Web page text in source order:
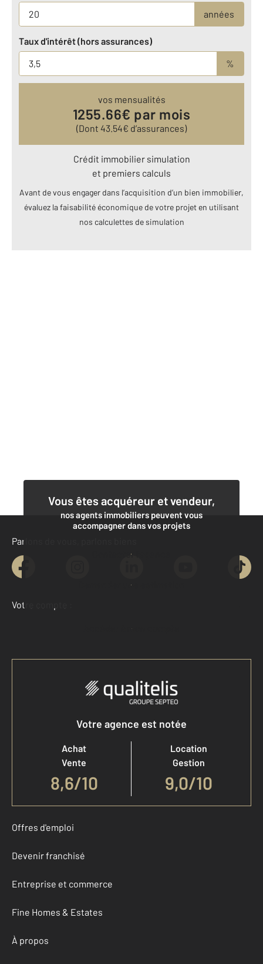
années
Taux d'intérêt (hors assurances)
%
vos mensualités
1255.66€ par mois
(Dont 43.54€ d’assurances)
Crédit immobilier simulation
et premiers calculs
Avant de vous engager dans l’acquisition d’un bien immobilier,
évaluez la faisabilité économique de votre projet en utilisant
nos calculettes de simulation
Vous êtes acquéreur et vendeur,
nos agents immobiliers peuvent vous
accompagner dans vos projets
Contacter l'agence
Demander une estimation
Parlons de vous, parlons biens
Votre compte :
Accéder à mon compte
Votre agence est notée
Achat
Vente
8,6/10
Location
Gestion
9,0/10
Offres d'emploi
Devenir franchisé
Entreprise et commerce
Fine Homes & Estates
À propos